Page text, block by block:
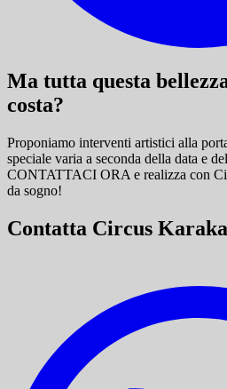
Ma tutta questa
costa?
Proponiamo interventi artistici alla
speciale varia a seconda della data e
CONTATTACI ORA e realizza con
da sogno!
Contatta Circus